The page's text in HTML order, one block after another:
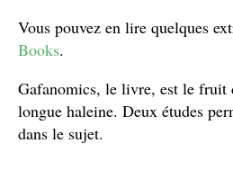
Vous pouvez en lire quelques
Books.
Gafanomics, le livre, est le fruit
longue haleine. Deux études
dans le sujet.